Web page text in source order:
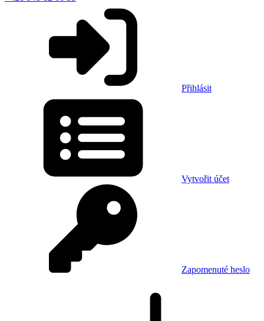
Přihlásit
Vytvořit účet
Zapomenuté heslo